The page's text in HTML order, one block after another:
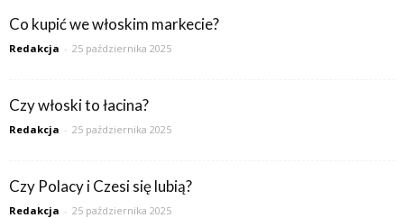
Co kupić we włoskim markecie?
Redakcja - 25 października 2025
Czy włoski to łacina?
Redakcja - 25 października 2025
Czy Polacy i Czesi się lubią?
Redakcja - 25 października 2025